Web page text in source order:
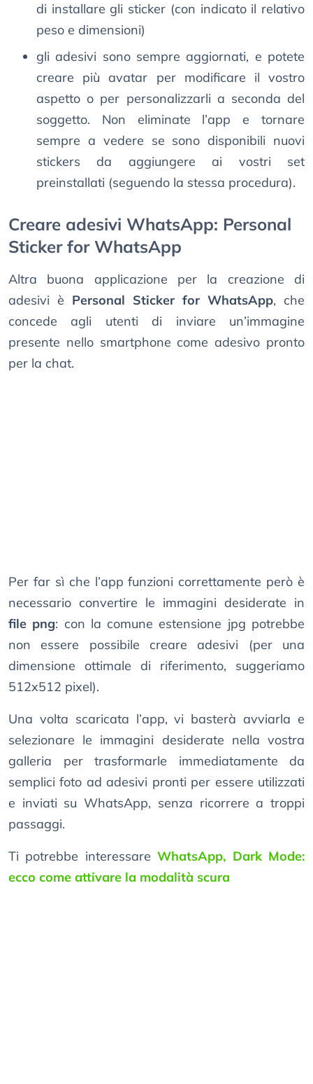
di installare gli sticker (con indicato il relativo
peso e dimensioni)
gli adesivi sono sempre aggiornati, e potete
creare più avatar per modificare il vostro
aspetto o per personalizzarli a seconda del
soggetto. Non eliminate l’app e tornare
sempre a vedere se sono disponibili nuovi
stickers da aggiungere ai vostri set
preinstallati (seguendo la stessa procedura).
Creare adesivi WhatsApp: Personal
Sticker for WhatsApp
Altra buona applicazione per la creazione di
adesivi è Personal Sticker for WhatsApp, che
concede agli utenti di inviare un’immagine
presente nello smartphone come adesivo pronto
per la chat.
Per far sì che l’app funzioni correttamente però è
necessario convertire le immagini desiderate in
file png: con la comune estensione jpg potrebbe
non essere possibile creare adesivi (per una
dimensione ottimale di riferimento, suggeriamo
512x512 pixel).
Una volta scaricata l’app, vi basterà avviarla e
selezionare le immagini desiderate nella vostra
galleria per trasformarle immediatamente da
semplici foto ad adesivi pronti per essere utilizzati
e inviati su WhatsApp, senza ricorrere a troppi
passaggi.
Ti potrebbe interessareWhatsApp, Dark Mode:
ecco come attivare la modalità scura